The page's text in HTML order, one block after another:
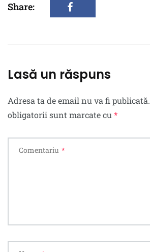
Share:
Lasă un răspuns
Adresa ta de email nu va fi publicată.
obligatorii sunt marcate cu *
Comentariu *